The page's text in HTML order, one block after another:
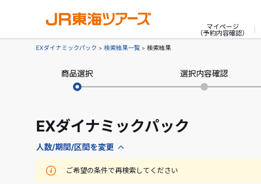
マイページ
（予約内容確認）
EXダイナミックパック 検索結果一覧 検索結果
商品選択 選択内容確認
EXダイナミックパック
人数/期間/区間を変更
ご希望の条件で再検索してください